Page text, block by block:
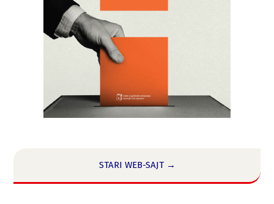
STARI WEB-SAJT →